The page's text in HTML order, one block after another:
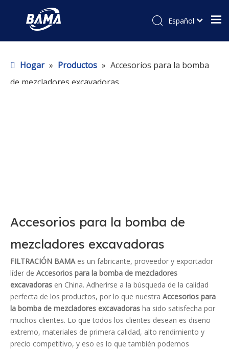
Español
Hogar » Productos » Accesorios para la bomba
de mezcladores excavadoras
Accesorios para la bomba de
mezcladores excavadoras
FILTRACIÓN BAMAes un fabricante, proveedor y exportador
líder de Accesorios para la bomba de mezcladores
excavadoras en China. Adherirse a la búsqueda de la calidad
perfecta de los productos, por lo que nuestra Accesorios para
la bomba de mezcladores excavadoras ha sido satisfecha por
muchos clientes. Lo que todos los clientes desean es diseño
extremo, materiales de primera calidad, alto rendimiento y
precio competitivo, y eso es lo que también podemos